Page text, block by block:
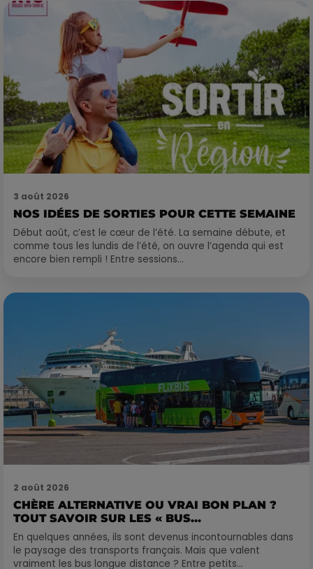
3 août 2026
NOS IDÉES DE SORTIES POUR CETTE SEMAINE
Début août, c’est le cœur de l’été. La semaine débute, et
comme tous les lundis de l’été, on ouvre l’agenda qui est
encore bien rempli ! Entre sessions...
2 août 2026
CHÈRE ALTERNATIVE OU VRAI BON PLAN ?
TOUT SAVOIR SUR LES « BUS...
En quelques années, ils sont devenus incontournables dans
le paysage des transports français. Mais que valent
vraiment les bus longue distance ? Entre petits...